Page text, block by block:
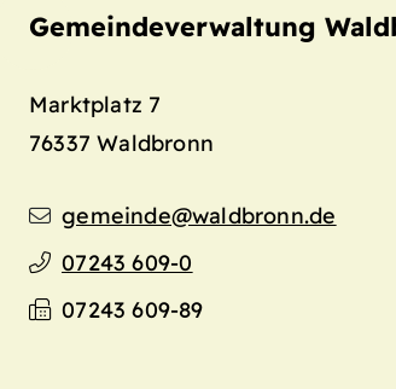
Gemeindeverwaltung
Marktplatz 7
76337 Waldbronn
gemeinde@waldbronn.de
07243 609-0
07243 609-89